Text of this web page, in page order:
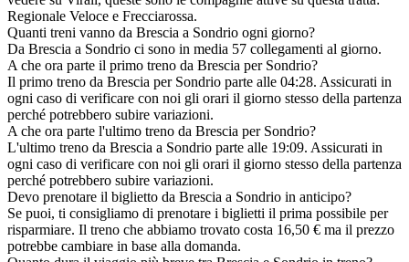
Regionale Veloce e Frecciarossa.
Quanti treni vanno da Brescia a Sondrio ogni giorno?
Da Brescia a Sondrio ci sono in media 57 collegamenti al giorno.
A che ora parte il primo treno da Brescia per Sondrio?
Il primo treno da Brescia per Sondrio parte alle 04:28. Assicurati in
ogni caso di verificare con noi gli orari il giorno stesso della partenza
perché potrebbero subire variazioni.
A che ora parte l'ultimo treno da Brescia per Sondrio?
L'ultimo treno da Brescia a Sondrio parte alle 19:09. Assicurati in
ogni caso di verificare con noi gli orari il giorno stesso della partenza
perché potrebbero subire variazioni.
Devo prenotare il biglietto da Brescia a Sondrio in anticipo?
Se puoi, ti consigliamo di prenotare i biglietti il prima possibile per
risparmiare. Il treno che abbiamo trovato costa 16,50 € ma il prezzo
potrebbe cambiare in base alla domanda.